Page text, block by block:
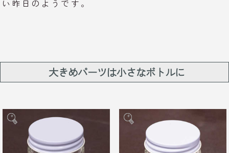
い昨日のようです。
大きめパーツは小さなボトルに